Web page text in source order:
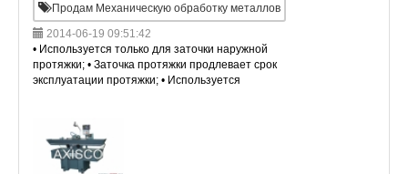
Продам Механическую обработку металлов
2014-06-19 09:51:42
• Используется только для заточки наружной
протяжки; • Заточка протяжки продлевает срок
эксплуатации протяжки; • Используется